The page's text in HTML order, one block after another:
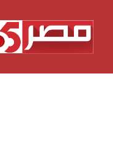
المحتوى